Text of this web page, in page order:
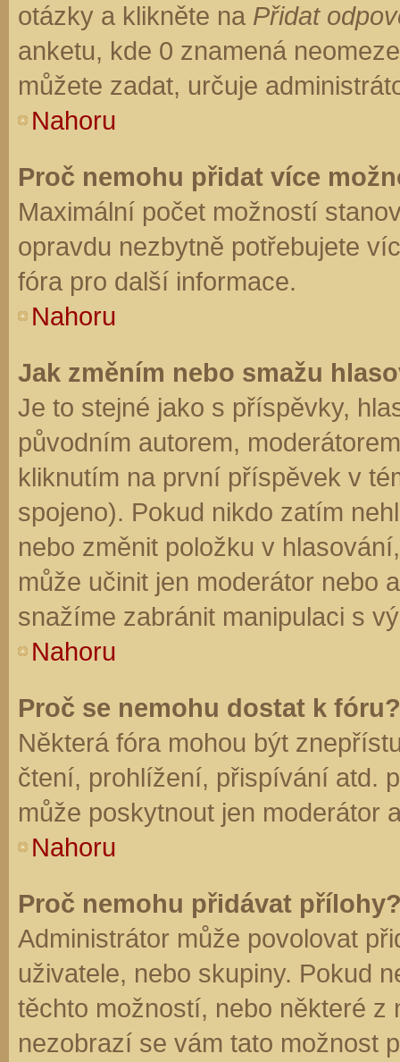
otázky a klikněte na Přidat
anketu, kde 0 znamená
můžete zadat, určuje
Nahoru
Proč nemohu přidat více
Maximální počet možností
opravdu nezbytně potřebujete
fóra pro další informace.
Nahoru
Jak změním nebo smažu
Je to stejné jako s příspěvky,
původním autorem,
kliknutím na první příspěvek v
spojeno). Pokud nikdo zatím
nebo změnit položku v
může učinit jen moderátor nebo
snažíme zabránit manipulaci s
Nahoru
Proč se nemohu dostat k fóru?
Některá fóra mohou být
čtení, prohlížení, přispívání atd.
může poskytnout jen moderátor
Nahoru
Proč nemohu přidávat
Administrátor může povolovat
uživatele, nebo skupiny. Pokud
těchto možností, nebo některé z
nezobrazí se vám tato možnost